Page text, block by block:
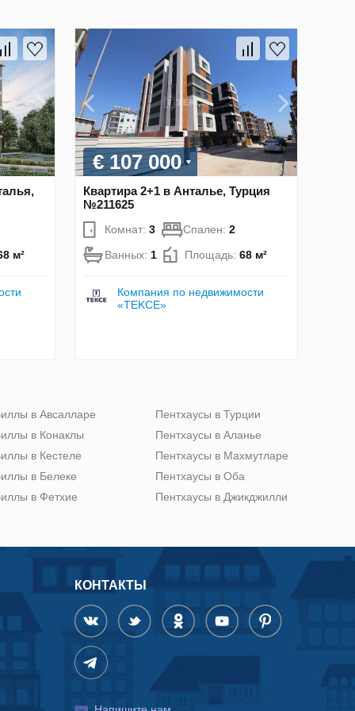
м²
€ 107 000
Квартира 2+1 в Анталье, Турция
№211625
Комнат: 3 Спален: 2
Ванных: 1 Площадь: 68 м²
Компания по недвижимости
«TEKCE»
в Авсалларе
в Конаклы
в Кестеле
в Белеке
в Фетхие
Пентхаусы в Турции
Пентхаусы в Аланье
Пентхаусы в Махмутларе
Пентхаусы в Оба
Пентхаусы в Джикджилли
КОНТАКТЫ